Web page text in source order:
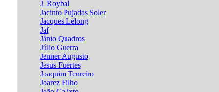
J. Roybal
Jacinto Pujadas Soler
Jacques Lelong
Jaf
Jânio Quadros
Júlio Guerra
Jenner Augusto
Jesus Fuertes
Joaquim Tenreiro
Joarez Filho